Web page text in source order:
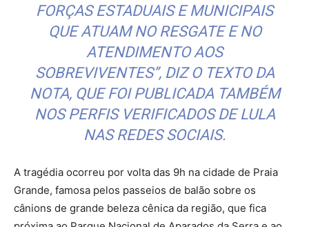
FORÇAS ESTADUAIS E MUNICIPAIS
QUE ATUAM NO RESGATE E NO
ATENDIMENTO AOS
SOBREVIVENTES”, DIZ O TEXTO DA
NOTA, QUE FOI PUBLICADA TAMBÉM
NOS PERFIS VERIFICADOS DE LULA
NAS REDES SOCIAIS.
A tragédia ocorreu por volta das 9h na cidade de Praia
Grande, famosa pelos passeios de balão sobre os
cânions de grande beleza cênica da região, que fica